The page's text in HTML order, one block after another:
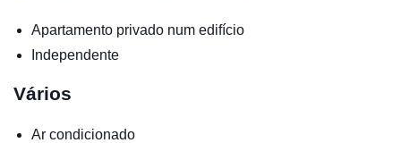
Apartamento privado num edifício
Independente
Vários
Ar condicionado